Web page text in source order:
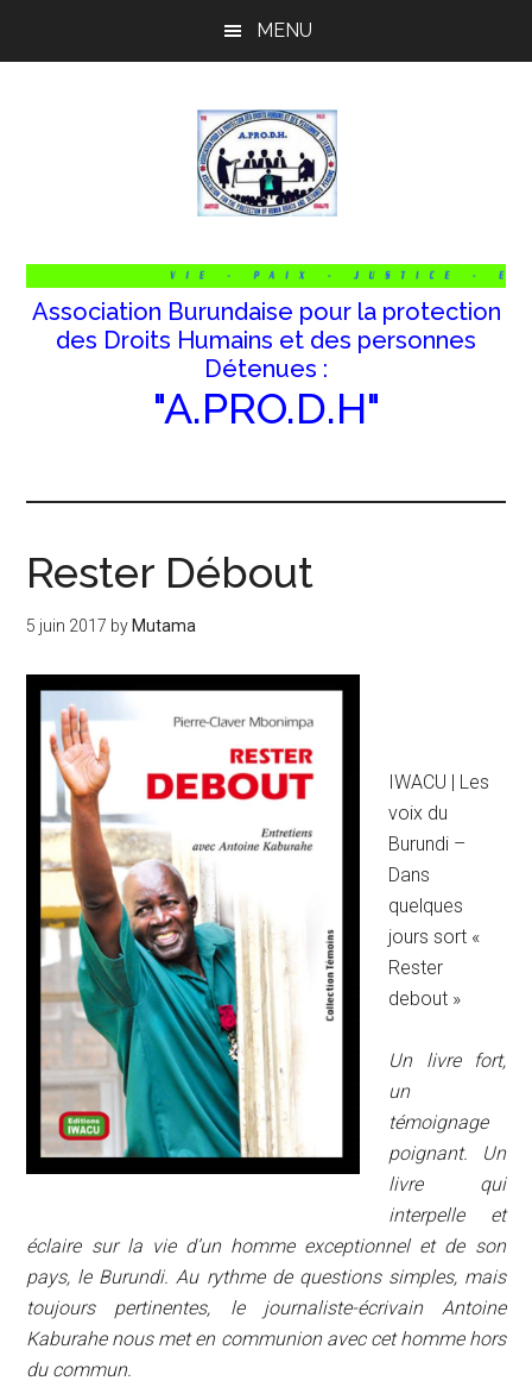
MENU
Association Burundaise pour la protection
des Droits Humains et des personnes
Détenues :
"A.PRO.D.H"
Rester Débout
5 juin 2017 by Mutama
IWACU | Les
voix du
Burundi –
Dans
quelques
jours sort «
Rester
debout »
Un livre fort,
un
témoignage
poignant. Un
livre qui
interpelle et
éclaire sur la vie d’un homme exceptionnel et de son
pays, le Burundi. Au rythme de questions simples, mais
toujours pertinentes, le journaliste-écrivain Antoine
Kaburahe nous met en communion avec cet homme hors
du commun.